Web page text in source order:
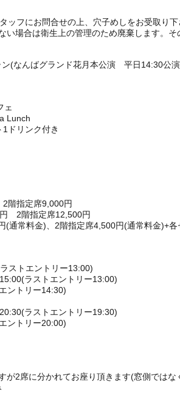
ッフにお問合せの上、穴子めしをお受取り
い場合は衛生上の管理のため廃棄します。そ
(なんばグランド花月本公演 平日14:30公
ェ
Lunch
1ドリンク付き
階指定席9,000円
2階指定席12,500円
(通常料金)、2階指定席4,500円(通常料金)+
ストエントリー13:00)
ラストエントリー13:00)
ントリー14:30)
ラストエントリー19:30)
ントリー20:00)
2席に分かれてお座り頂きます(窓側ではな